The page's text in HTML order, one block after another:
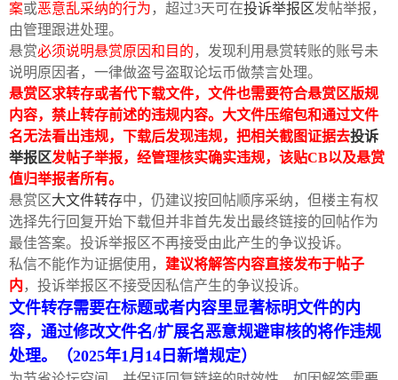
案或恶意乱采纳的行为 ，超过3天可在投诉举报区发帖举报，
由管理跟进处理。
悬赏必须说明悬赏原因和目的 ，发现利用悬赏转账的账号未
说明原因者，一律做盗号盗取论坛币做禁言处理。
悬赏区求转存或者代下载文件，文件也需要符合悬赏区版规
内容，禁止转存前述的违规内容。大文件压缩包和通过文件
名无法看出违规，下载后发现违规，把相关截图证据去投诉
举报区发帖子举报，经管理核实确实违规，该贴CB以及悬赏
值归举报者所有。
悬赏区大文件转存中，仍建议按回帖顺序采纳，但楼主有权
选择先行回复开始下载但并非首先发出最终链接的回帖作为
最佳答案。投诉举报区不再接受由此产生的争议投诉。
私信不能作为证据使用， 建议将解答内容直接发布于帖子
内 ，投诉举报区不接受因私信产生的争议投诉。
文件转存需要在标题或者内容里显著标明文件的内
容，通过修改文件名/扩展名恶意规避审核的将作违规
处理。（2025年1月14日新增规定）